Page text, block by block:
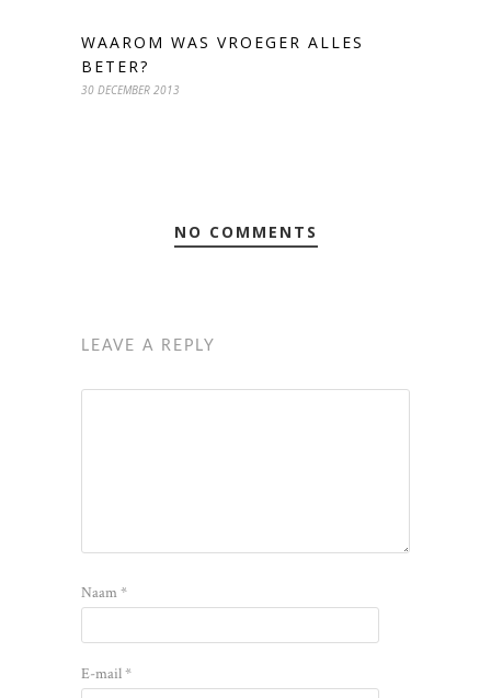
WAAROM WAS VROEGER ALLES
BETER?
30 DECEMBER 2013
NO COMMENTS
LEAVE A REPLY
Naam*
E-mail*